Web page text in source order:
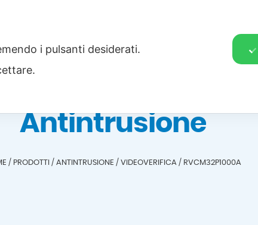
Download
Antintrusione
/ PRODOTTI / ANTINTRUSIONE / VIDEOVERIFICA / RVCM32P1000A
i pulsanti desiderati.